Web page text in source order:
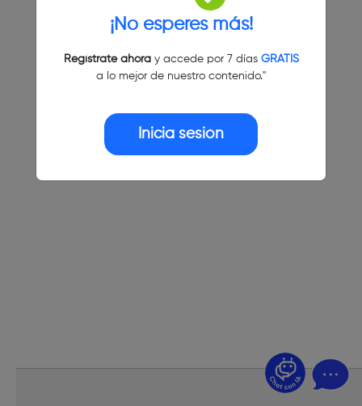
¡No esperes más!
Regístrate ahoray accede por 7 días GRATIS
a lo mejor de nuestro contenido."
Inicia sesión